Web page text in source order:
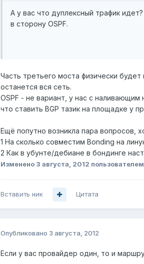
А у вас что дуплексный трафик
в сторону OSPF.
Часть третьего моста физически
останется вся сеть.
OSPF - не вариант, у нас с наливающим
что ставить BGP тазик на площадке у
Ещё попутно возникла пара вопросов,
1 На сколько совместим Bonding на
2 Как в убунте/дебиане в бондинге
Изменено 3 августа, 2012
Вставить ник Цитата
Опубликовано 3 августа, 2012
Если у вас провайдер один, то и